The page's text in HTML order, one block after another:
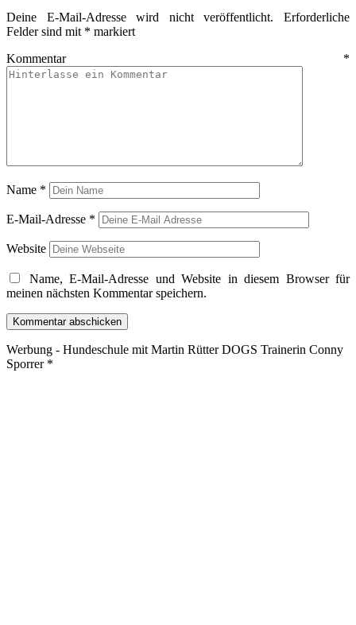
Deine E-Mail-Adresse wird nicht veröffentlicht.
Erforderliche
Felder sind mit * markiert
Kommentar *
Name *
E-Mail-Adresse *
Website
Name, E-Mail-Adresse und Website in diesem Browser für
meinen nächsten Kommentar speichern.
Werbung - Hundeschule mit Martin Rütter DOGS Trainerin Conny
Sporrer *